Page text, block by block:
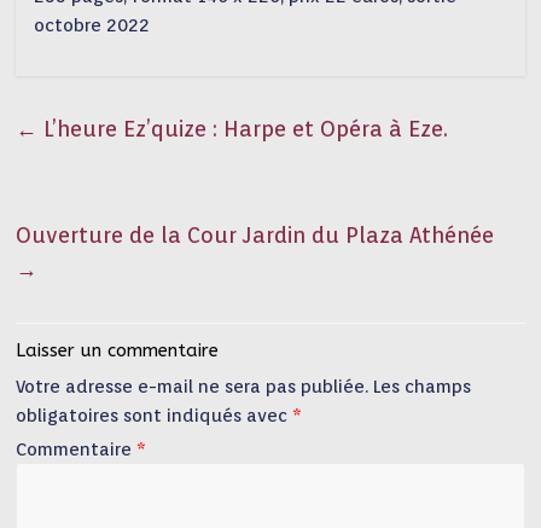
octobre 2022
← L’heure Ez’quize : Harpe et Opéra à Eze.
Ouverture de la Cour Jardin du Plaza Athénée
→
Laisser un commentaire
Votre adresse e-mail ne sera pas publiée. Les champs
obligatoires sont indiqués avec *
Commentaire *